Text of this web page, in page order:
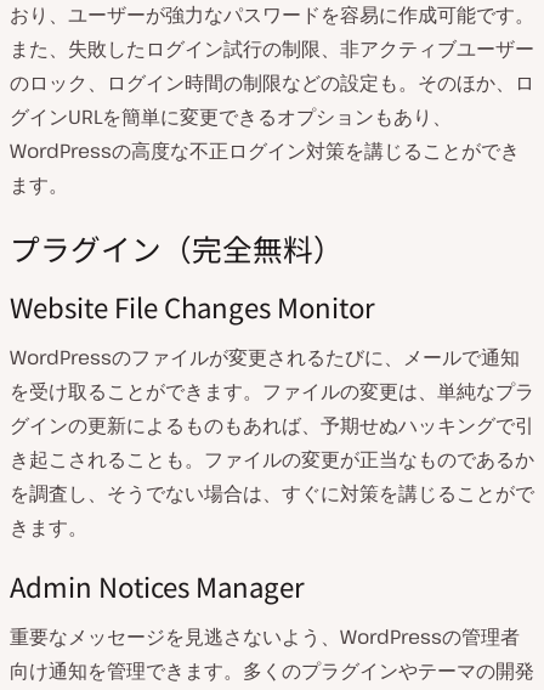
おり、ユーザーが強力なパスワードを容易に作成可能です。
また、失敗したログイン試行の制限、非アクティブユーザー
のロック、ログイン時間の制限などの設定も。そのほか、ロ
グインURLを簡単に変更できるオプションもあり、
WordPressの高度な不正ログイン対策を講じることができ
ます。
プラグイン（完全無料）
Website File Changes Monitor
WordPressのファイルが変更されるたびに、メールで通知
を受け取ることができます。ファイルの変更は、単純なプラ
グインの更新によるものもあれば、予期せぬハッキングで引
き起こされることも。ファイルの変更が正当なものであるか
を調査し、そうでない場合は、すぐに対策を講じることがで
きます。
Admin Notices Manager
重要なメッセージを見逃さないよう、WordPressの管理者
向け通知を管理できます。多くのプラグインやテーマの開発